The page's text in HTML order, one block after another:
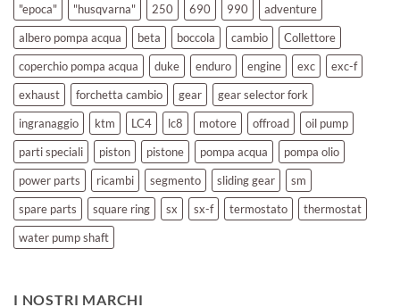
"epoca" "husqvarna" 250 690 990
adventure
albero pompa acqua
beta boccola cambio
Collettore
coperchio pompa acqua
duke enduro engine exc
exc-f
exhaust
forchetta cambio gear
gear selector fork
ingranaggio
ktm LC4 lc8 motore offroad
oil pump
parti speciali
piston pistone pompa acqua
pompa olio
power parts
ricambi segmento sliding gear
sm
spare parts
square ring sx sx-f termostato
thermostat
water pump shaft
I NOSTRI MARCHI